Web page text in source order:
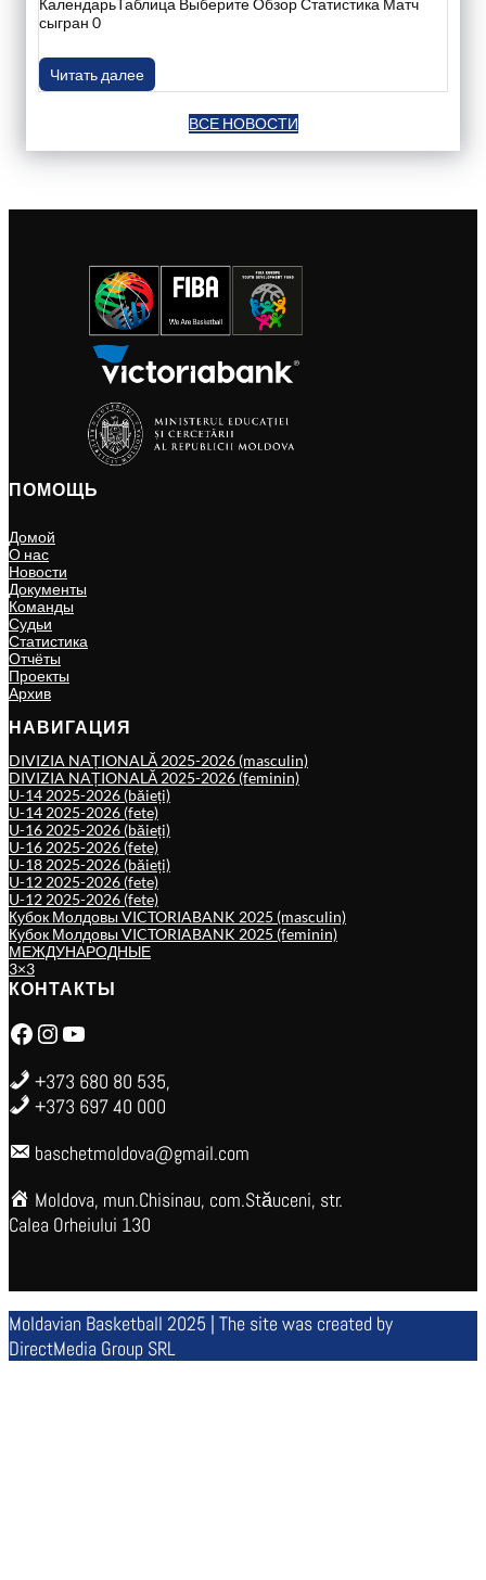
КалендарьТаблица Выберите Обзор Статистика Матч
сыгран 0
Читать далее
ВСЕ НОВОСТИ
ПОМОЩЬ
Домой
О нас
Новости
Документы
Команды
Судьи
Статистика
Отчёты
Проекты
Архив
НАВИГАЦИЯ
DIVIZIA NAȚIONALĂ 2025-2026 (masculin)
DIVIZIA NAȚIONALĂ 2025-2026 (feminin)
U-14 2025-2026 (băieți)
U-14 2025-2026 (fete)
U-16 2025-2026 (băieți)
U-16 2025-2026 (fete)
U-18 2025-2026 (băieți)
U-12 2025-2026 (fete)
U-12 2025-2026 (fete)
Кубок Молдовы VICTORIABANK 2025 (masculin)
Кубок Молдовы VICTORIABANK 2025 (feminin)
МЕЖДУНАРОДНЫЕ
3×3
КОНТАКТЫ
Facebook Instagram YouTube
+373 680 80 535,
+373 697 40 000
baschetmoldova@gmail.com
Moldova, mun.Chisinau, com.Stăuceni, str.
Calea Orheiului 130
Moldavian Basketball 2025 | The site was created by
DirectMedia Group SRL